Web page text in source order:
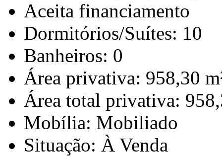
Aceita financiamento
Dormitórios/Suítes: 10
Banheiros: 0
Área privativa: 958,30
Área total privativa:
Mobília: Mobiliado
Situação: À Venda